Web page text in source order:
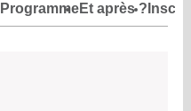
ProgrammeEt après ?